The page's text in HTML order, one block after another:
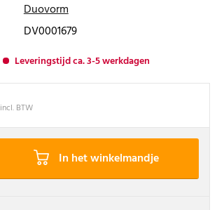
Duovorm
DV0001679
Leveringstijd ca. 3-5 werkdagen
incl. BTW
In het winkelmandje